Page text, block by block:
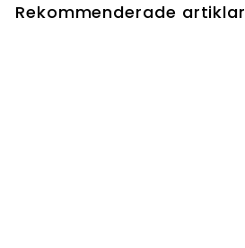
Rekommenderade artiklar